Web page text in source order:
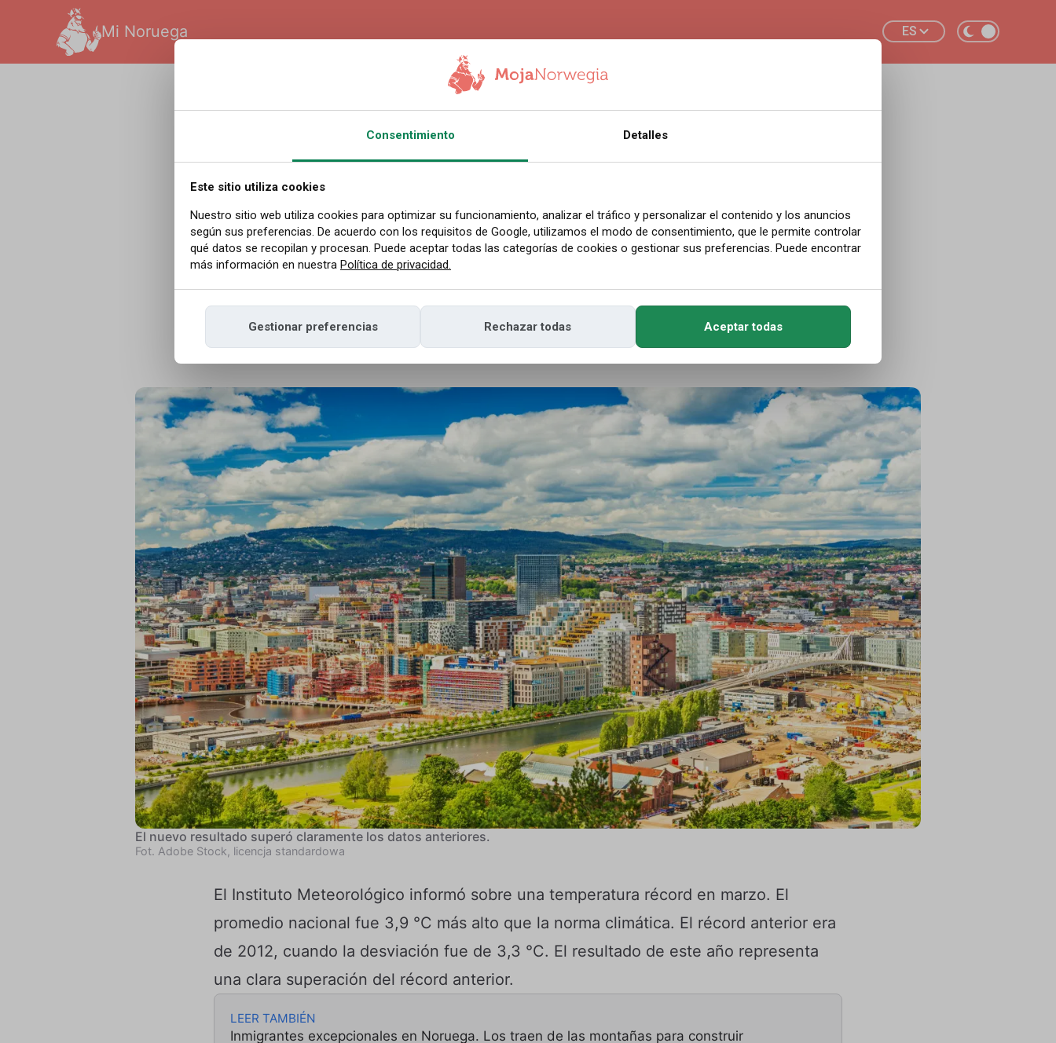
Mi Noruega ES
Nunca antes hizo tanto calor.
Noruega con un nuevo récord
Marzo de 2026 fue el marzo más cálido en la historia de las mediciones en
El nuevo resultado superó claramente los datos anteriores.
Fot. Adobe Stock, licencja standardowa
El Instituto Meteorológico informó sobre una temperatura récord en marzo. El
promedio nacional fue 3,9 °C más alto que la norma climática. El récord anterior era
de 2012, cuando la desviación fue de 3,3 °C. El resultado de este año representa
una clara superación del récord anterior.
LEER TAMBIÉN
Inmigrantes excepcionales en Noruega. Los traen de las montañas para construir
Consentimiento Detalles
Este sitio utiliza cookies
Nuestro sitio web utiliza cookies para optimizar su funcionamiento, analizar el tráfico y personalizar el contenido y los anuncios
según sus preferencias. De acuerdo con los requisitos de Google, utilizamos el modo de consentimiento, que le permite controlar
qué datos se recopilan y procesan. Puede aceptar todas las categorías de cookies o gestionar sus preferencias. Puede encontrar
más información en nuestra Política de privacidad.
Gestionar preferencias Rechazar todas Aceptar todas